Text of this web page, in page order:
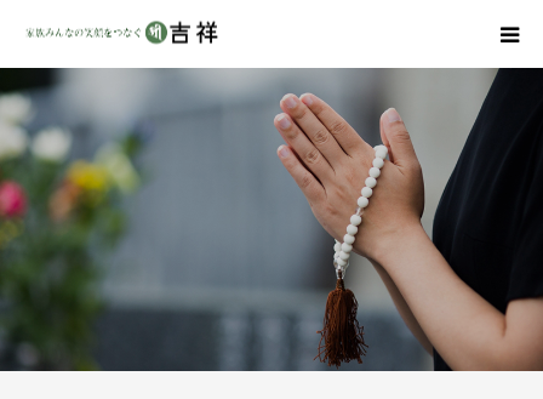
商品ラインナップ
墓地・霊園を探す
吉祥の特徴